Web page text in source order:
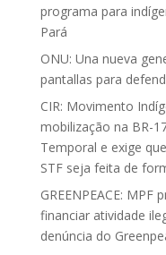
programa para
Pará
ONU: Una nueva
pantallas para
CIR: Movimento
mobilização na BR-
Temporal e exige
STF seja feita de
GREENPEACE:
financiar atividade
denúncia do